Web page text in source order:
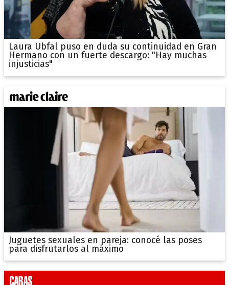
Laura Ubfal puso en duda su continuidad en Gran
Hermano con un fuerte descargo: "Hay muchas
injusticias"
Juguetes sexuales en pareja: conocé las poses
para disfrutarlos al máximo